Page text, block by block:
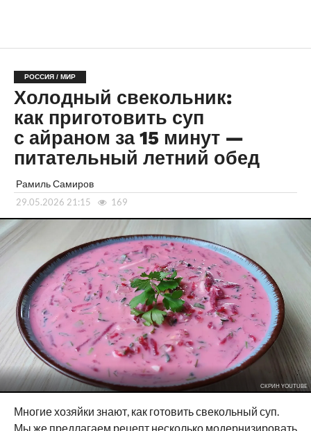
РОССИЯ / МИР
Холодный свекольник:
как приготовить суп
с айраном за 15 минут —
питательный летний обед
Рамиль Самиров
29.05.2026 21:15 169
СКРИН YOUTUBE
Многие хозяйки знают, как готовить свекольный суп.
Мы же предлагаем рецепт несколько модернизировать